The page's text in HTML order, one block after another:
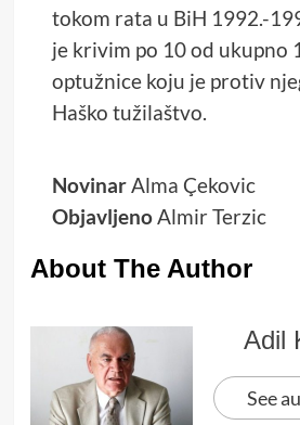
tokom rata u BiH 1992.-
je krivim po 10 od ukupno
optužnice koju je protiv
Haško tužilaštvo.
NovinarAlma Çekovic
ObjavljenoAlmir Terzic
About The Author
Adil
See